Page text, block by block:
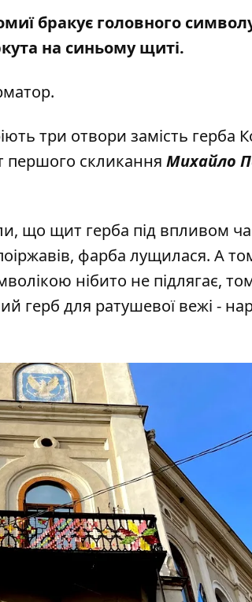
бракує головного символу
на синьому щиті.
.
три отвори замість герба
першого скликання Михайло
що щит герба під впливом
фарба лущилася. А
нібито не підлягає,
герб для ратушевої вежі -